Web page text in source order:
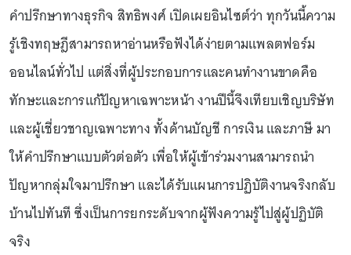
คำปรึกษาทางธุรกิจ สิทธิพงศ์ เปิดเผยอินไซต์ว่า ทุกวันนี้ความ
รู้เชิงทฤษฎีสามารถหาอ่านหรือฟังได้ง่ายตามแพลตฟอร์ม
ออนไลน์ทั่วไป แต่สิ่งที่ผู้ประกอบการและคนทำงานขาดคือ
ทักษะและการแก้ปัญหาเฉพาะหน้า งานปีนี้จึงเทียบเชิญบริษัท
และผู้เชี่ยวชาญเฉพาะทาง ทั้งด้านบัญชี การเงิน และภาษี มา
ให้คำปรึกษาแบบตัวต่อตัว เพื่อให้ผู้เข้าร่วมงานสามารถนำ
ปัญหากลุ่มใจมาปรึกษา และได้รับแผนการปฏิบัติงานจริงกลับ
บ้านไปทันที ซึ่งเป็นการยกระดับจากผู้ฟังความรู้ไปสู่ผู้ปฏิบัติ
จริง